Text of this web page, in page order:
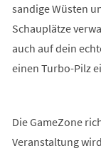
sandige Wüsten
Schauplätze
auch auf dein
einen Turbo-Pilz
Die GameZone
Veranstaltung